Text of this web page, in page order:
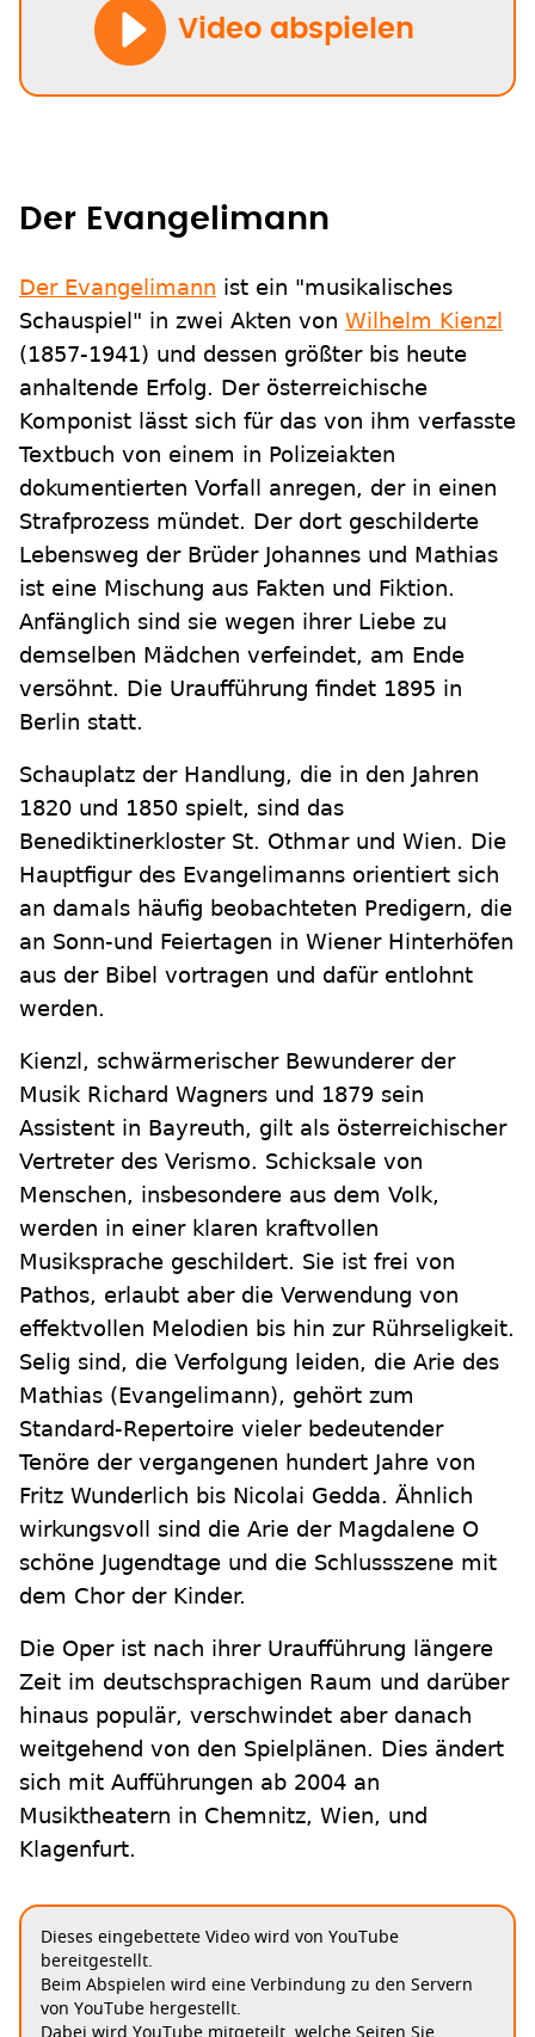
Video abspielen
Der Evangelimann
Der Evangelimann ist ein "musikalisches
Schauspiel" in zwei Akten von Wilhelm Kienzl
(1857-1941) und dessen größter bis heute
anhaltende Erfolg. Der österreichische
Komponist lässt sich für das von ihm verfasste
Textbuch von einem in Polizeiakten
dokumentierten Vorfall anregen, der in einen
Strafprozess mündet. Der dort geschilderte
Lebensweg der Brüder Johannes und Mathias
ist eine Mischung aus Fakten und Fiktion.
Anfänglich sind sie wegen ihrer Liebe zu
demselben Mädchen verfeindet, am Ende
versöhnt. Die Uraufführung findet 1895 in
Berlin statt.
Schauplatz der Handlung, die in den Jahren
1820 und 1850 spielt, sind das
Benediktinerkloster St. Othmar und Wien. Die
Hauptfigur des Evangelimanns orientiert sich
an damals häufig beobachteten Predigern, die
an Sonn-und Feiertagen in Wiener Hinterhöfen
aus der Bibel vortragen und dafür entlohnt
werden.
Kienzl, schwärmerischer Bewunderer der
Musik Richard Wagners und 1879 sein
Assistent in Bayreuth, gilt als österreichischer
Vertreter des Verismo. Schicksale von
Menschen, insbesondere aus dem Volk,
werden in einer klaren kraftvollen
Musiksprache geschildert. Sie ist frei von
Pathos, erlaubt aber die Verwendung von
effektvollen Melodien bis hin zur Rührseligkeit.
Selig sind, die Verfolgung leiden, die Arie des
Mathias (Evangelimann), gehört zum
Standard-Repertoire vieler bedeutender
Tenöre der vergangenen hundert Jahre von
Fritz Wunderlich bis Nicolai Gedda. Ähnlich
wirkungsvoll sind die Arie der Magdalene O
schöne Jugendtage und die Schlussszene mit
dem Chor der Kinder.
Die Oper ist nach ihrer Uraufführung längere
Zeit im deutschsprachigen Raum und darüber
hinaus populär, verschwindet aber danach
weitgehend von den Spielplänen. Dies ändert
sich mit Aufführungen ab 2004 an
Musiktheatern in Chemnitz, Wien, und
Klagenfurt.
Dieses eingebettete Video wird von YouTube
bereitgestellt.
Beim Abspielen wird eine Verbindung zu den Servern
von YouTube hergestellt.